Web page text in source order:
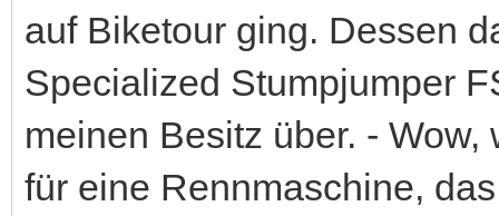
auf Biketour ging. Dessen
Specialized Stumpjumper
meinen Besitz über. -
für eine Rennmaschine,